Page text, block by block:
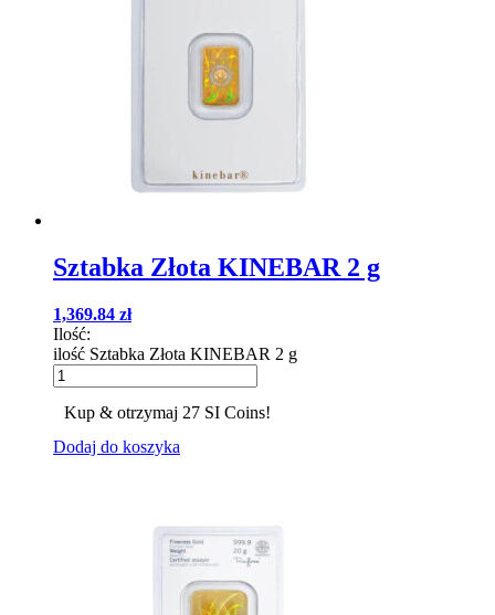
Sztabka Złota KINEBAR 2 g
1,369.84 zł
Ilość:
ilość Sztabka Złota KINEBAR 2 g
Kup & otrzymaj 27 SI Coins!
Dodaj do koszyka